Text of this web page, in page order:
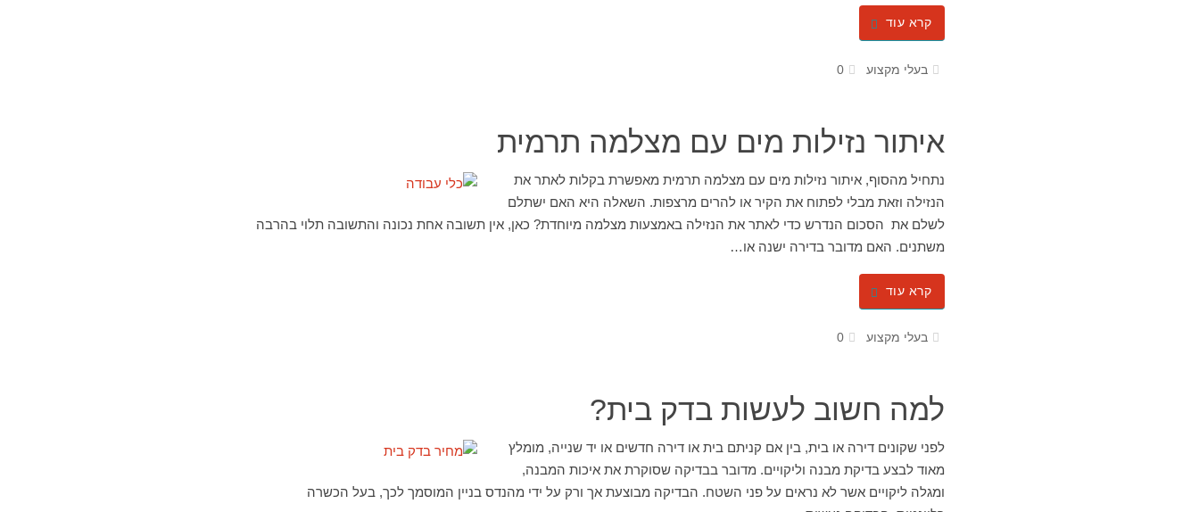
קרא עוד
בעלי מקצוע 0
איתור נזילות מים עם מצלמה תרמית
נתחיל מהסוף, איתור נזילות מים עם מצלמה תרמית מאפשרת בקלות לאתר את
הנזילה וזאת מבלי לפתוח את הקיר או להרים מרצפות. השאלה היא האם ישתלם
לשלם את הסכום הנדרש כדי לאתר את הנזילה באמצעות מצלמה מיוחדת? כאן, אין תשובה אחת נכונה והתשובה תלוי בהרבה
משתנים. האם מדובר בדירה ישנה או…
קרא עוד
בעלי מקצוע 0
למה חשוב לעשות בדק בית?
לפני שקונים דירה או בית, בין אם קניתם בית או דירה חדשים או יד שנייה, מומלץ
מאוד לבצע בדיקת מבנה וליקויים. מדובר בבדיקה שסוקרת את איכות המבנה,
ומגלה ליקויים אשר לא נראים על פני השטח. הבדיקה מבוצעת אך ורק על ידי מהנדס בניין המוסמך לכך, בעל הכשרה